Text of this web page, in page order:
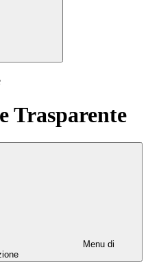
Trasparente
Menu di